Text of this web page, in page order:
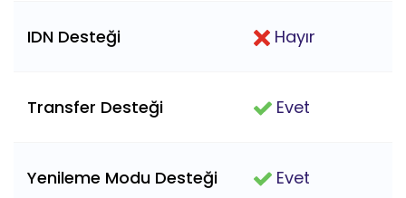
IDN Desteği Hayır
Transfer Desteği Evet
Yenileme Modu Desteği Evet